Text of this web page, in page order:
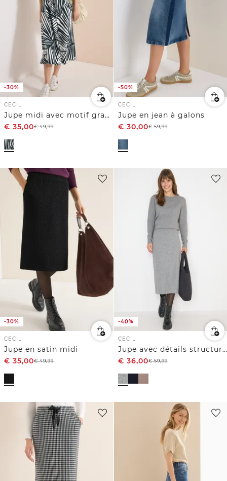
-30%
CECIL
Jupe midi avec motif graphique
€ 35,00€49,99
-50%
CECIL
Jupe en jean à galons
€ 30,00€59,99
-30%
CECIL
Jupe en satin midi
€ 35,00€49,99
-40%
CECIL
Jupe avec détails structurés
€ 36,00€59,99